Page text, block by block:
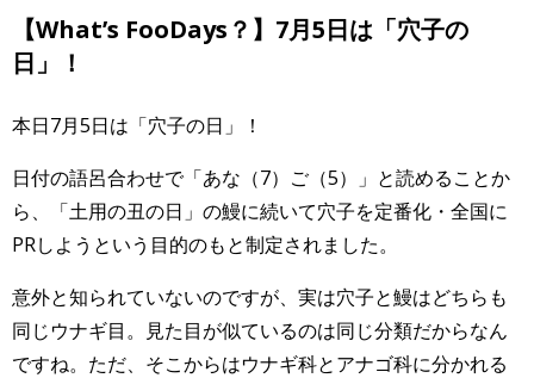
【What’s FooDays？】7月5日は「穴子の
日」！
本日7月5日は「穴子の日」！
日付の語呂合わせで「あな（7）ご（5）」と読めることか
ら、「土用の丑の日」の鰻に続いて穴子を定番化・全国に
PRしようという目的のもと制定されました。
意外と知られていないのですが、実は穴子と鰻はどちらも
同じウナギ目。見た目が似ているのは同じ分類だからなん
ですね。ただ、そこからはウナギ科とアナゴ科に分かれる